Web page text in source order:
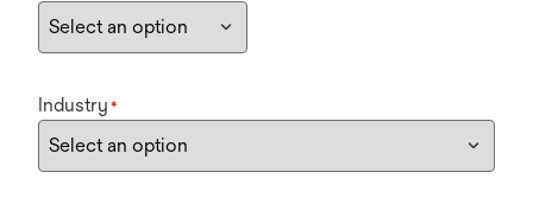
Industry *